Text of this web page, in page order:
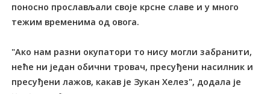
поносно прослављали своје крсне славе и у много
тежим временима од овога.
"Ако нам разни окупатори то нису могли забранити,
неће ни један обични тровач, пресуђени насилник и
пресуђени лажов, какав је Зукан Хелез", додала је